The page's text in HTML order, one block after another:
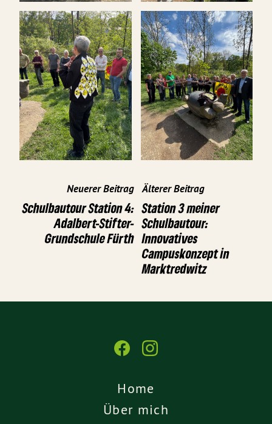
Neuerer Beitrag
Schulbautour Station 4:
Adalbert-Stifter-
Grundschule Fürth
Älterer Beitrag
Station 3 meiner
Schulbautour:
Innovatives
Campuskonzept in
Marktredwitz
Home
Über mich